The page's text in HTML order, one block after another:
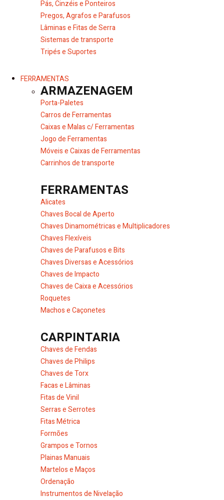
Pás, Cinzéis e Ponteiros
Pregos, Agrafos e Parafusos
Lâminas e Fitas de Serra
Sistemas de transporte
Tripés e Suportes
FERRAMENTAS
ARMAZENAGEM
Porta-Paletes
Carros de Ferramentas
Caixas e Malas c/ Ferramentas
Jogo de Ferramentas
Móveis e Caixas de Ferramentas
Carrinhos de transporte
FERRAMENTAS
Alicates
Chaves Bocal de Aperto
Chaves Dinamométricas e Multiplicadores
Chaves Flexíveis
Chaves de Parafusos e Bits
Chaves Diversas e Acessórios
Chaves de Impacto
Chaves de Caixa e Acessórios
Roquetes
Machos e Caçonetes
CARPINTARIA
Chaves de Fendas
Chaves de Philips
Chaves de Torx
Facas e Lâminas
Fitas de Vinil
Serras e Serrotes
Fitas Métrica
Formões
Grampos e Tornos
Plainas Manuais
Martelos e Maços
Ordenação
Instrumentos de Nivelação